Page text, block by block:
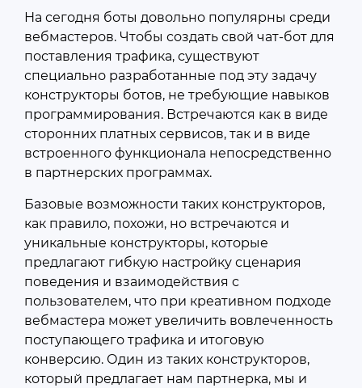
На сегодня боты довольно популярны среди
вебмастеров. Чтобы создать свой чат-бот для
поставления трафика, существуют
специально разработанные под эту задачу
конструкторы ботов, не требующие навыков
программирования. Встречаются как в виде
сторонних платных сервисов, так и в виде
встроенного функционала непосредственно
в партнерских программах.
Базовые возможности таких конструкторов,
как правило, похожи, но встречаются и
уникальные конструкторы, которые
предлагают гибкую настройку сценария
поведения и взаимодействия с
пользователем, что при креативном подходе
вебмастера может увеличить вовлеченность
поступающего трафика и итоговую
конверсию. Один из таких конструкторов,
который предлагает нам партнерка, мы и